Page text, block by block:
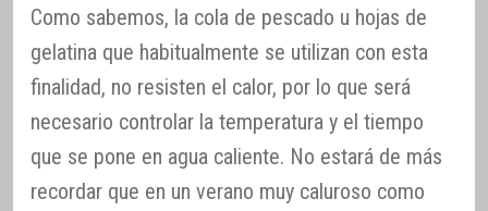
Como sabemos, la cola de pescado u hojas de
gelatina que habitualmente se utilizan con esta
finalidad, no resisten el calor, por lo que será
necesario controlar la temperatura y el tiempo
que se pone en agua caliente. No estará de más
recordar que en un verano muy caluroso como